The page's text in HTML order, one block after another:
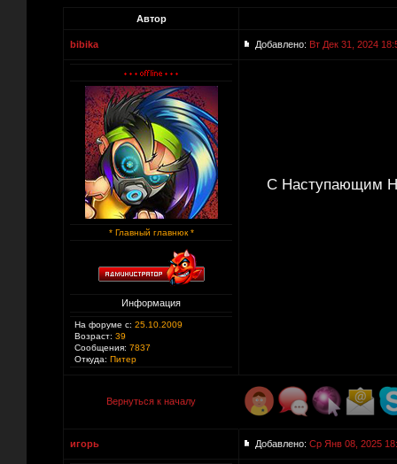
Автор
bibika Добавлено: Вт Дек 31, 2024
* Главный главнюк *
Информация
На форуме с: 25.10.2009
Возраст: 39
Сообщения: 7837
Откуда: Питер
С Наступающим
Вернуться к началу
игорь Добавлено: Ср Янв 08, 2025